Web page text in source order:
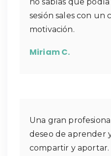
sesión sales con un
motivación.
Miriam C.
Una gran
deseo de aprender
compartir y aportar.